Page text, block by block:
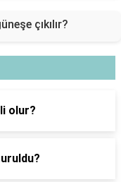
çıkılır?
olur?